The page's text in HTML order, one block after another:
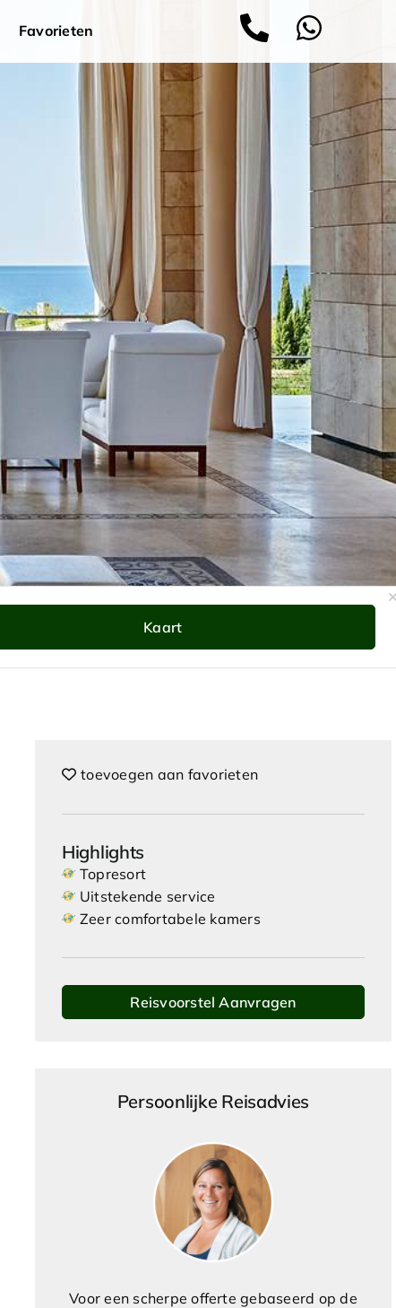
Favorieten
Kaart
toevoegen aan favorieten
Highlights
Topresort
Uitstekende service
Zeer comfortabele kamers
Reisvoorstel Aanvragen
Persoonlijke Reisadvies
Voor een scherpe offerte gebaseerd op de